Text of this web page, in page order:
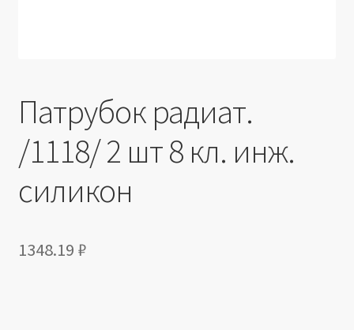
Патрубок радиат.
/1118/ 2 шт 8 кл. инж.
силикон
1348.19 ₽